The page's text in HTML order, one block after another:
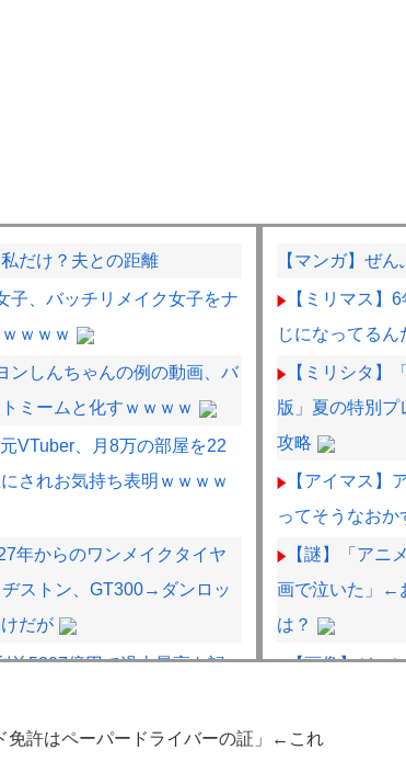
だけ？夫との距離
子、バッチリメイク女子をナ
ｗｗｗ
ンしんちゃんの例の動画、バ
ミームと化すｗｗｗｗ
元VTuber、月8万の部屋を22
されお気持ち表明ｗｗｗｗ
年からのワンメイクタイヤ
ストン、GT300→ダンロッ
だが
益5307億円で過去最高を記
のアストンマーチンの改善
【マンガ】ぜ
【ミリマス】
じになってるん
【ミリシタ】
版」夏の特別
攻略
【アイマス】
ってそうなおか
【謎】「アニ
画で泣いた」←
は？
【画像】ジャ
【画像】まん
免許はペーパードライバーの証」←これ